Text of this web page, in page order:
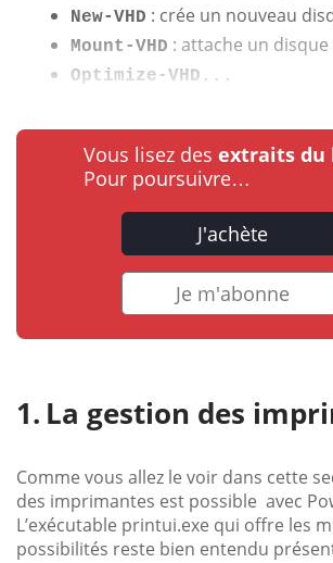
New-VHD : crée un nouveau
Mount-VHD : attache un
Optimize-VHD...
Vous lisez des extraits du
Pour poursuivre…
J'achète
Je m'abonne
La gestion des
Comme vous allez le voir dans cette
des imprimantes est possible avec
L’exécutable printui.exe qui offre les
possibilités reste bien entendu